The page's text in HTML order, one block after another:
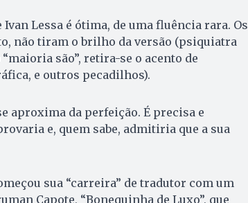
Lessa é ótima, de uma fluência rara. Os
não tiram o brilho da versão (psiquiatra
são”, retira-se o acento de
e outros pecadilhos).
aproxima da perfeição. É precisa e
e, quem sabe, admitiria que a sua
sua “carreira” de tradutor com um
Capote, “Bonequinha de Luxo”, que